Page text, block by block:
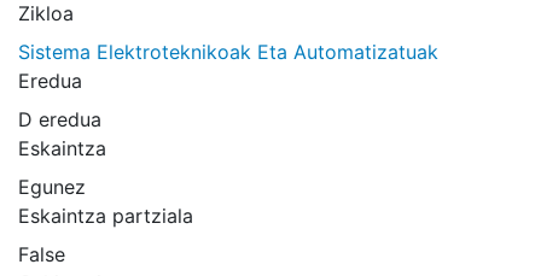
Zikloa
Sistema Elektroteknikoak Eta Automatizatuak
Eredua
D eredua
Eskaintza
Egunez
Eskaintza partziala
False